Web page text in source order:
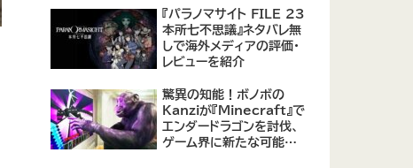
『パラノマサイト FILE 23
本所七不思議』ネタバレ無
しで海外メディアの評価・
レビューを紹介
驚異の知能！ボノボの
Kanziが『Minecraft』で
エンダードラゴンを討伐、
ゲーム界に新たな可能性